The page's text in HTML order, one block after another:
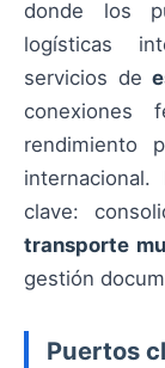
donde los
logísticas
servicios de
conexiones
rendimiento
clave:
transporte
gestión
Puertos